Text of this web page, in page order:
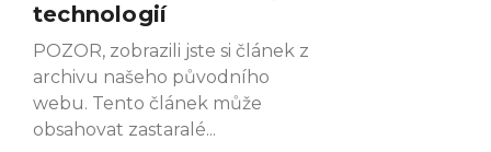
technologií
POZOR, zobrazili jste si článek z
archivu našeho původního
webu. Tento článek může
obsahovat zastaralé